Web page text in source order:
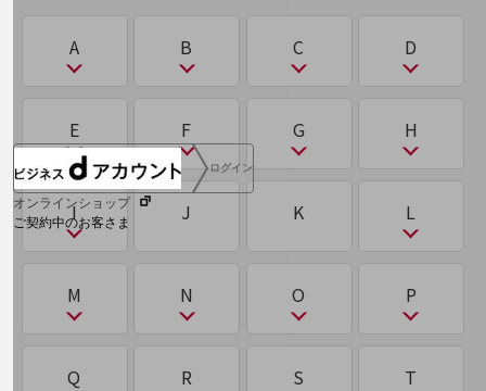
NTTドコモグループ
ログイン
オンラインショップ
ご契約中のお客さま
ご契約中サービスの一元管理
アップセル
アノテーション
オーバーレイネットワーク／アンダーレイネット
ワーク
い
インサイドセールス
機械翻訳
クラウド
クラスタリング
クロステック（X-Tech）
サブスクリプション
サブブランド
サプライチェーン
サプライチェーンマネジメント（SCM）
サンドボックス
在宅勤務
し
チャットボット
データセンター
データ駆動型
ディザスタリカバリ（DR）
ディスラプター
2025年問題
2026年問題(AI)
2026年問題(物流)
2要素認証
ね
ネットワークスライシング
パスワードリスト攻撃
パブリッククラウド/プライベートクラウド/ハイ
ブリッドクラウド
ひ
ピーサート（PSIRT）
標的型攻撃
標的型攻撃 APT攻撃
ふ
メドテック（MedTech）
も
モニタリング技術
り
リモートデスクトップ
量子コンピューター
る
れ
A
A
ABW
ACD
ACL
AGI（汎用型AI）／ASI（超知能AI）
B
B
BCP
BEC（ビジネスメール詐欺）
BPO
BPR
C
C
CASB
CDN
CDP/DMP
CISO
D
D
CDP/DMP
D2C
DaaS
DDoS攻撃
E
E
EDR／XDR
EdTech
electronic Know Your Customer(eKYC)
F
F
5G
FeliCa
FinTech
G
G
GitHub
GX
H
H
HealthTech
HR Tech
I
IaaS/PaaS/SaaS
J K L
L
LBO
M
M
N
N
O
O
P
PQ R S T